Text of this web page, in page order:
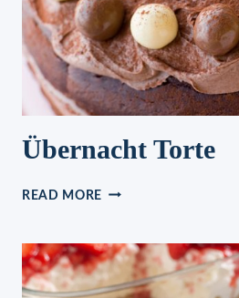
Übernacht Torte
READ MORE ÜBERNACHT